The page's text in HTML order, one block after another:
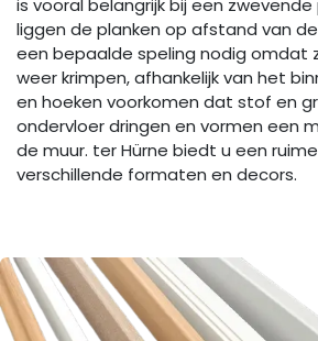
is vooral belangrijk bij een
liggen de planken op afstand van
een bepaalde speling nodig omdat
weer krimpen, afhankelijk van het
en hoeken voorkomen dat stof en
ondervloer dringen en vormen een
de muur. ter Hürne biedt u een
verschillende formaten en decors.